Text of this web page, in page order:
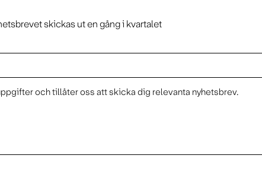
skickas ut en gång i kvartalet
och tillåter oss att skicka dig relevanta nyhetsbrev.